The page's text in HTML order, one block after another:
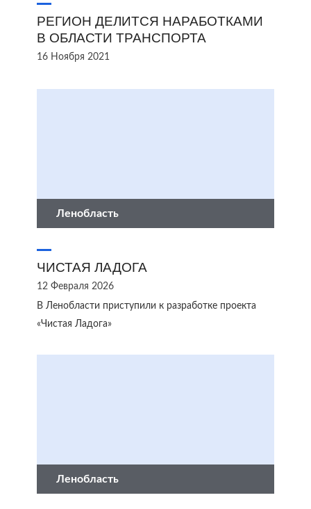
РЕГИОН ДЕЛИТСЯ НАРАБОТКАМИ
В ОБЛАСТИ ТРАНСПОРТА
16 Ноября 2021
Ленобласть
ЧИСТАЯ ЛАДОГА
12 Февраля 2026
В Ленобласти приступили к разработке проекта
«Чистая Ладога»
Ленобласть